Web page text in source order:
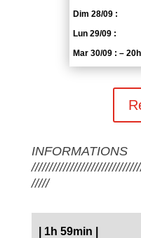
Dim 28/09 :
Lun 29/09 :
Mar 30/09 : –
INFORMATIONS
/////
| 1h 59min |